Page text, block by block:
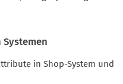
Systemen
in Shop-System und